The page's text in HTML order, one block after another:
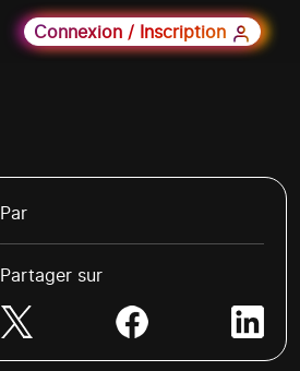
Connexion / Inscription
Par
Partager sur